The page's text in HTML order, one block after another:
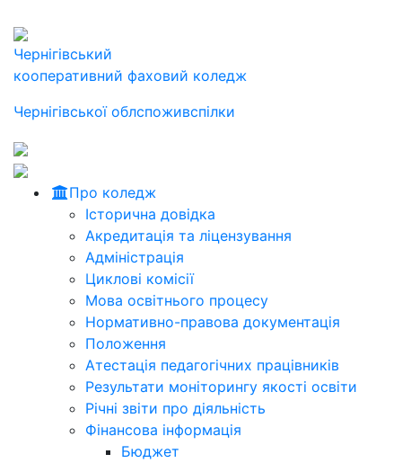
Чернігівський
кооперативний фаховий коледж
Чернігівської облспоживспілки
Про коледж
Історична довідка
Акредитація та ліцензування
Адміністрація
Циклові комісії
Мова освітнього процесу
Нормативно-правова документація
Положення
Атестація педагогічних працівників
Результати моніторингу якості освіти
Річні звіти про діяльність
Фінансова інформація
Бюджет